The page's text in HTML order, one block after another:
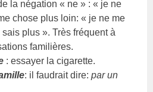
la négation « ne » : « je ne
chose plus loin: « je ne me
plus ». Très fréquent à
familières.
: essayer la cigarette.
: il faudrait dire:par un